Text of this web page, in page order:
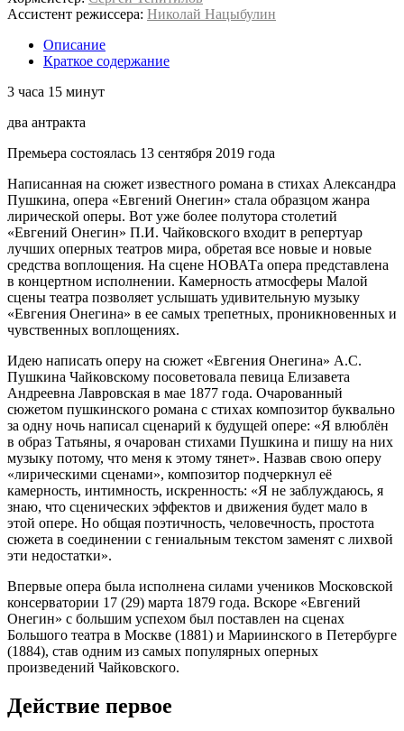
Ассистент режиссера: Николай Нацыбулин
Описание
Краткое содержание
3 часа 15 минут
два антракта
Премьера состоялась 13 сентября 2019 года
Написанная на сюжет известного романа в стихах Александра
Пушкина, опера «Евгений Онегин» стала образцом жанра
лирической оперы. Вот уже более полутора столетий
«Евгений Онегин» П.И. Чайковского входит в репертуар
лучших оперных театров мира, обретая все новые и новые
средства воплощения. На сцене НОВАТа опера представлена
в концертном исполнении. Камерность атмосферы Малой
сцены театра позволяет услышать удивительную музыку
«Евгения Онегина» в ее самых трепетных, проникновенных и
чувственных воплощениях.
Идею написать оперу на сюжет «Евгения Онегина» А.С.
Пушкина Чайковскому посоветовала певица Елизавета
Андреевна Лавровская в мае 1877 года. Очарованный
сюжетом пушкинского романа с стихах композитор буквально
за одну ночь написал сценарий к будущей опере: «Я влюблён
в образ Татьяны, я очарован стихами Пушкина и пишу на них
музыку потому, что меня к этому тянет». Назвав свою оперу
«лирическими сценами», композитор подчеркнул её
камерность, интимность, искренность: «Я не заблуждаюсь, я
знаю, что сценических эффектов и движения будет мало в
этой опере. Но общая поэтичность, человечность, простота
сюжета в соединении с гениальным текстом заменят с лихвой
эти недостатки».
Впервые опера была исполнена силами учеников Московской
консерватории 17 (29) марта 1879 года. Вскоре «Евгений
Онегин» с большим успехом был поставлен на сценах
Большого театра в Москве (1881) и Мариинского в Петербурге
(1884), став одним из самых популярных оперных
произведений Чайковского.
Действие первое